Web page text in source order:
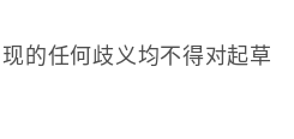
的任何歧义均不得对起草